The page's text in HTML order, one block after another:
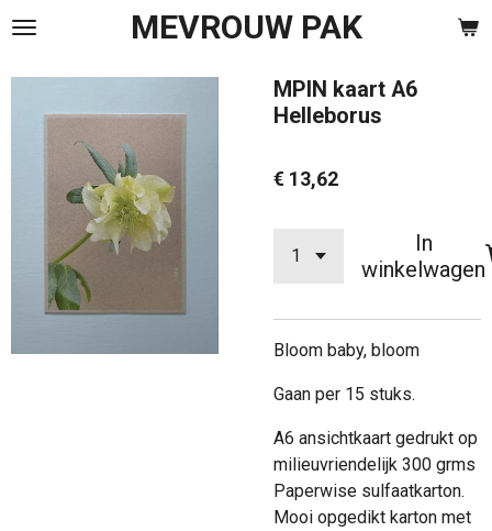
Ga
naar
MEVROUW PAK
MPIN kaart A6
Helleborus
€ 13,62
In
winkelwagen
Bloom baby, bloom
Gaan per 15 stuks.
A6 ansichtkaart gedrukt op
milieuvriendelijk 300 grms
Paperwise sulfaatkarton.
Mooi opgedikt karton met